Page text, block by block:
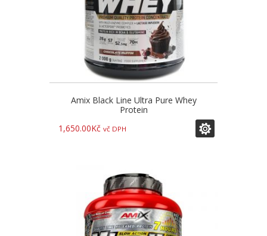
Amix Black Line Ultra Pure Whey
Protein
1,650.00Kč vč DPH